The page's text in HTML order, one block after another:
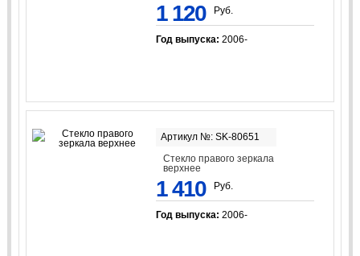
1 120 Руб.
Год выпуска: 2006-
Артикул №: SK-80651
Стекло правого зеркала
верхнее
1 410 Руб.
Год выпуска: 2006-